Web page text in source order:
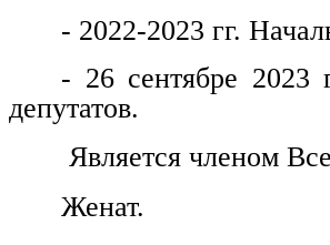
- 2022-2023 гг.
- 26 сентябре 2023
депутатов.
Является членом
Женат.